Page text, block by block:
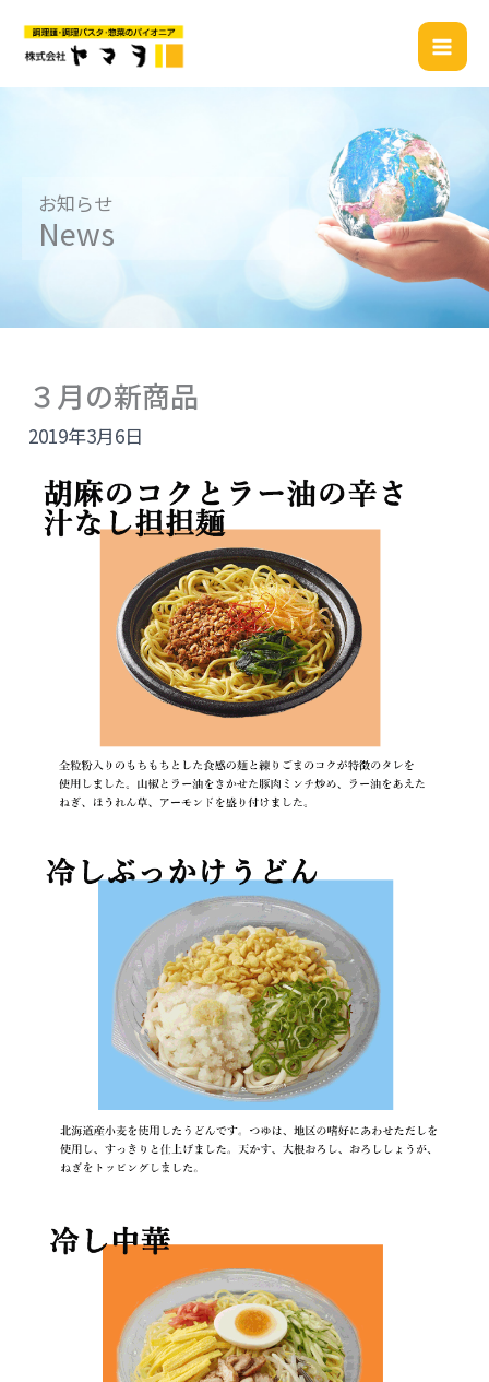
お知らせ
News
３月の新商品
2019年3月6日